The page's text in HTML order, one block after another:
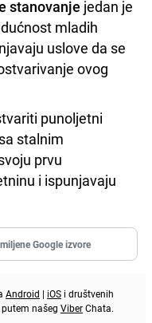
stanovanje jedan je
mladih
uslove da se
ovog
punoljetni
stalnim
prvu
i ispunjavaju
Google izvore
Android | iOS i društvenih
putem našeg ViberChata.